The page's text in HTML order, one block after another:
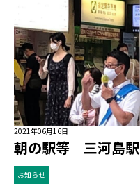
2021年06月16日
朝の駅等 三河島駅
お知らせ